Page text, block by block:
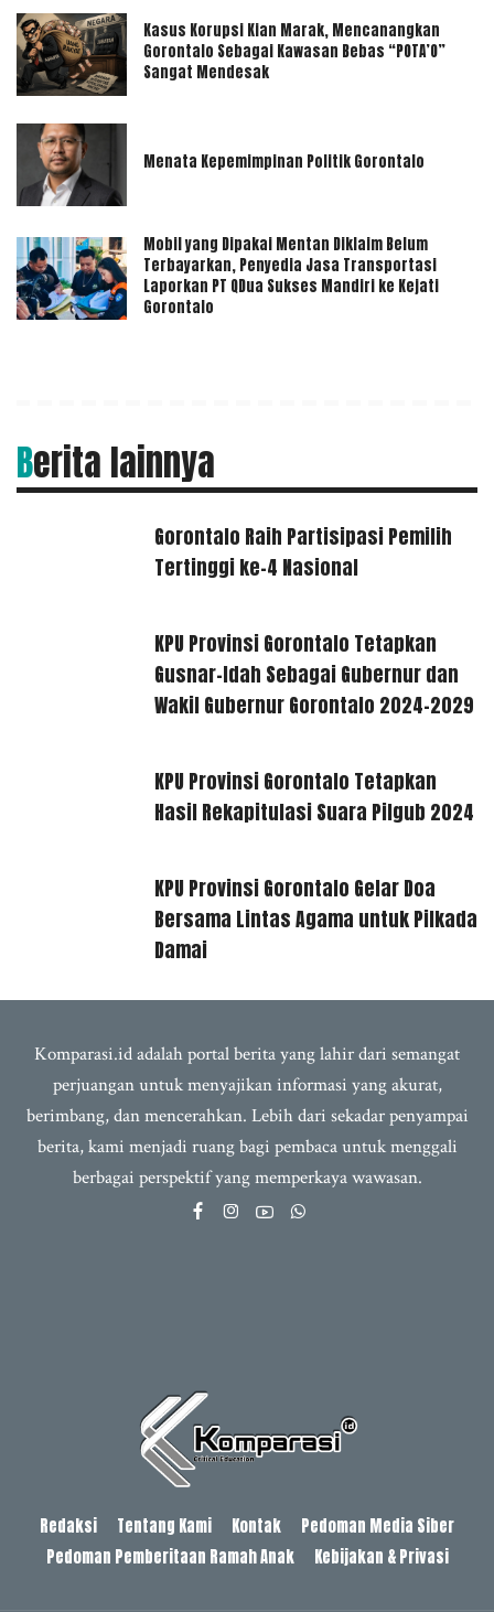
Kasus Korupsi Kian Marak, Mencanangkan
Gorontalo Sebagai Kawasan Bebas “POTA’O”
Sangat Mendesak
Menata Kepemimpinan Politik Gorontalo
Mobil yang Dipakai Mentan Diklaim Belum
Terbayarkan, Penyedia Jasa Transportasi
Laporkan PT QDua Sukses Mandiri ke Kejati
Gorontalo
Berita lainnya
Gorontalo Raih Partisipasi Pemilih
Tertinggi ke-4 Nasional
KPU Provinsi Gorontalo Tetapkan
Gusnar-Idah Sebagai Gubernur dan
Wakil Gubernur Gorontalo 2024-2029
KPU Provinsi Gorontalo Tetapkan
Hasil Rekapitulasi Suara Pilgub 2024
KPU Provinsi Gorontalo Gelar Doa
Bersama Lintas Agama untuk Pilkada
Damai
Komparasi.id adalah portal berita yang lahir dari semangat
perjuangan untuk menyajikan informasi yang akurat,
berimbang, dan mencerahkan. Lebih dari sekadar penyampai
berita, kami menjadi ruang bagi pembaca untuk menggali
berbagai perspektif yang memperkaya wawasan.
Redaksi Tentang Kami Kontak
Pedoman Media Siber
Pedoman Pemberitaan Ramah Anak
Kebijakan & Privasi